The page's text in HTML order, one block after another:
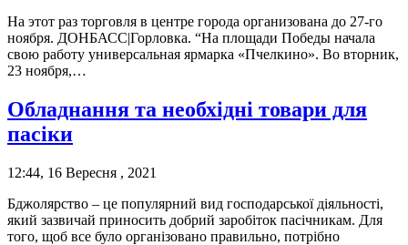
На этот раз торговля в центре города организована до 27-го
ноября. ДОНБАСС|Горловка. “На площади Победы начала
свою работу универсальная ярмарка «Пчелкино». Во вторник,
23 ноября,…
Обладнання та необхідні товари для
пасіки
12:44, 16 Вересня , 2021
Бджолярство – це популярний вид господарської діяльності,
який зазвичай приносить добрий заробіток пасічникам. Для
того, щоб все було організовано правильно, потрібно